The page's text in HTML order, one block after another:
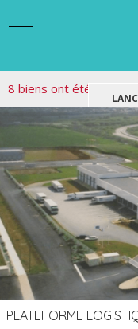
8 biens ont été trouvés